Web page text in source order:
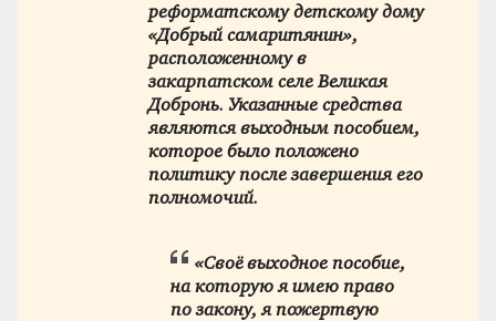
реформатскому детскому дому
«Добрый самаритянин»,
расположенному в
закарпатском селе Великая
Добронь. Указанные средства
являются выходным пособием,
которое было положено
политику после завершения его
полномочий.
«Своё выходное пособие,
на которую я имею право
по закону, я пожертвую